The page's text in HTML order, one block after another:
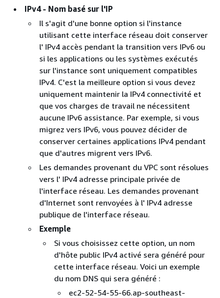
IPv4 - Nom basé sur l'IP
Il s'agit d'une bonne option si l'instance
utilisant cette interface réseau doit conserver
l' IPv4 accès pendant la transition vers IPv6 ou
si les applications ou les systèmes exécutés
sur l'instance sont uniquement compatibles
IPv4. C'est la meilleure option si vous devez
uniquement maintenir la IPv4 connectivité et
que vos charges de travail ne nécessitent
aucune IPv6 assistance. Par exemple, si vous
migrez vers IPv6, vous pouvez décider de
conserver certaines applications IPv4 pendant
que d'autres migrent vers IPv6.
Les demandes provenant du VPC sont résolues
vers l' IPv4 adresse principale privée de
l'interface réseau. Les demandes provenant
d'Internet sont renvoyées à l' IPv4 adresse
publique de l'interface réseau.
Exemple
Si vous choisissez cette option, un nom
d'hôte public IPv4 activé sera généré pour
cette interface réseau. Voici un exemple
du nom DNS qui sera généré :
ec2-52-54-55-66.ap-southeast-